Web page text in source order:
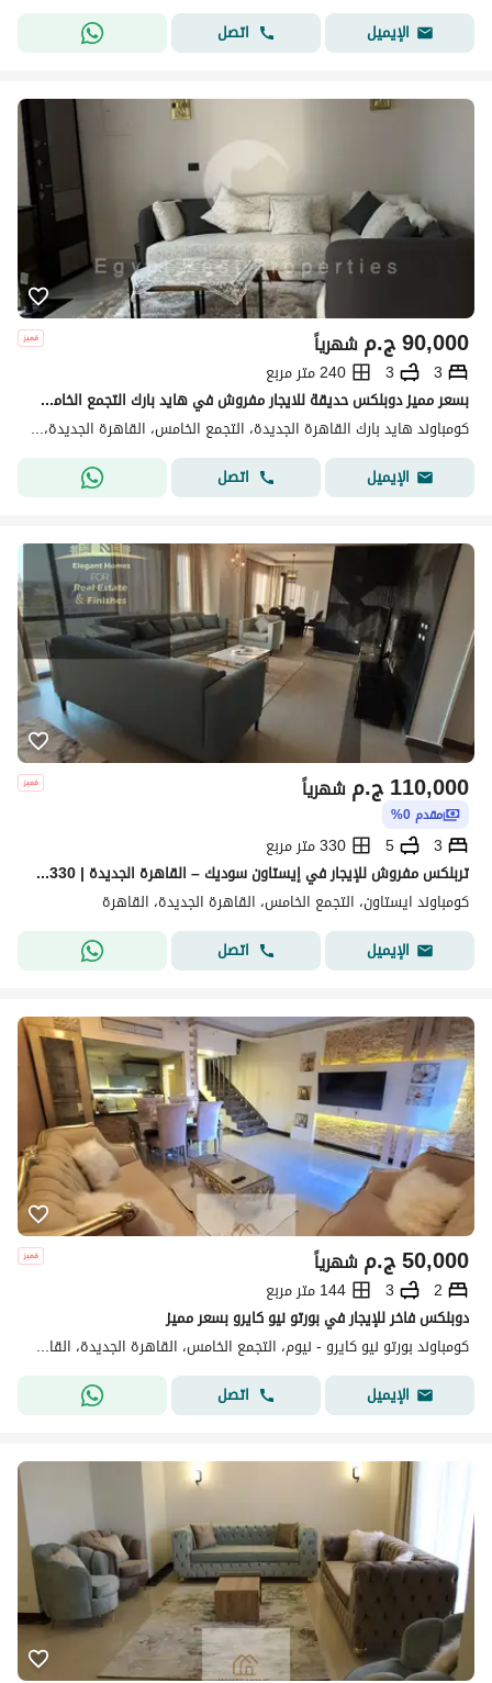
الإيميل
اتصل
ج.م90,000 شهرياً
3
3
240 متر مربع
بسعر مميز دوبلكس حديقة للايجار مفروش في هايد بارك التجمع الخامس Hyde Park New Cairo
كومباوند هايد بارك القاهرة الجديدة، التجمع الخامس، القاهرة الجديدة، القاهرة
الإيميل
اتصل
ج.م110,000 شهرياً
مقدم 0%
3
5
330 متر مربع
تربلكس مفروش للإيجار في إيستاون سوديك – القاهرة الجديدة | 330م | 3 غرف + غرفة ناني
كومباوند ايستاون، التجمع الخامس، القاهرة الجديدة، القاهرة
الإيميل
اتصل
ج.م50,000 شهرياً
2
3
144 متر مربع
دوبلكس فاخر للإيجار في بورتو نيو كايرو بسعر مميز
كومباوند بورتو نيو كايرو - نيوم، التجمع الخامس، القاهرة الجديدة، القاهرة
الإيميل
اتصل